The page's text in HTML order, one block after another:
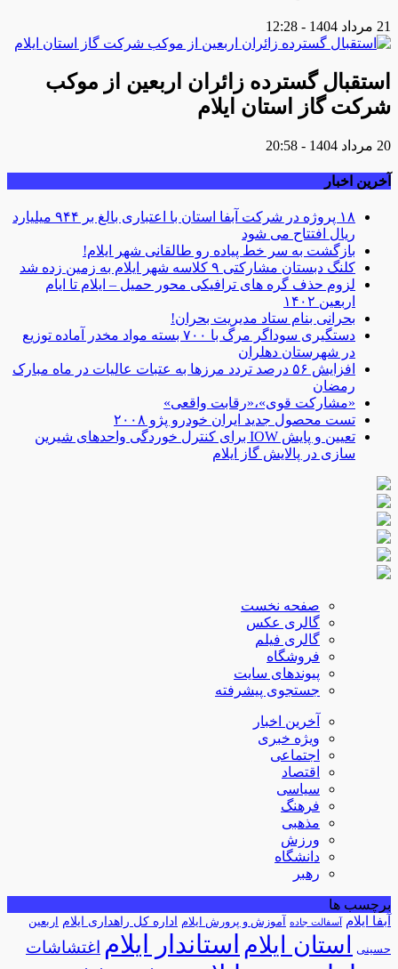
21 مرداد 1404 - 12:28
استقبال گسترده زائران اربعین از موکب
شرکت گاز استان ایلام
20 مرداد 1404 - 20:58
آخرین اخبار
۱۸ پروژه در شرکت آبفا استان با اعتباری بالغ بر ۹۴۴ میلیارد
ریال افتتاح می شود
بازگشت به سر خط پیاده رو طالقانی شهر ایلام!
کلنگ دبستان مشارکتی ۹ کلاسه شهر ایلام به زمین زده شد
لزوم حذف گره های ترافیکی محور حمیل – ایلام تا ایام
اربعین ۱۴۰۲
بحرانی بنام ستاد مدیریت بحران!
دستگیری سوداگر مرگ با ۷۰۰ بسته مواد مخدر آماده توزیع
در شهرستان دهلران
افزایش ۵۶ درصد تردد مرز‌ها به عتبات عالیات در ماه مبارک
رمضان
«مشارکت قوی»،«رقابت واقعی»
تست محصول جدید ایران خودرو پژو ۲۰۰۸
تعیین و پایش IOW برای کنترل خوردگی واحدهای شیرین
سازی در پالایش گاز ایلام
صفحه نخست
گالری عکس
گالری فیلم
فروشگاه
پیوندهای سایت
جستجوی پیشرفته
آخرین اخبار
ویژه خبری
اجتماعی
اقتصاد
سیاسی
فرهنگ
مذهبی
ورزش
دانشگاه
رهبر
برچسب ها
آبفا ایلام آسفالت جاده آموزش و پرورش ایلام اداره کل راهداری ایلام اربعین
حسینی استان ایلام استاندار ایلام اغتشاشات